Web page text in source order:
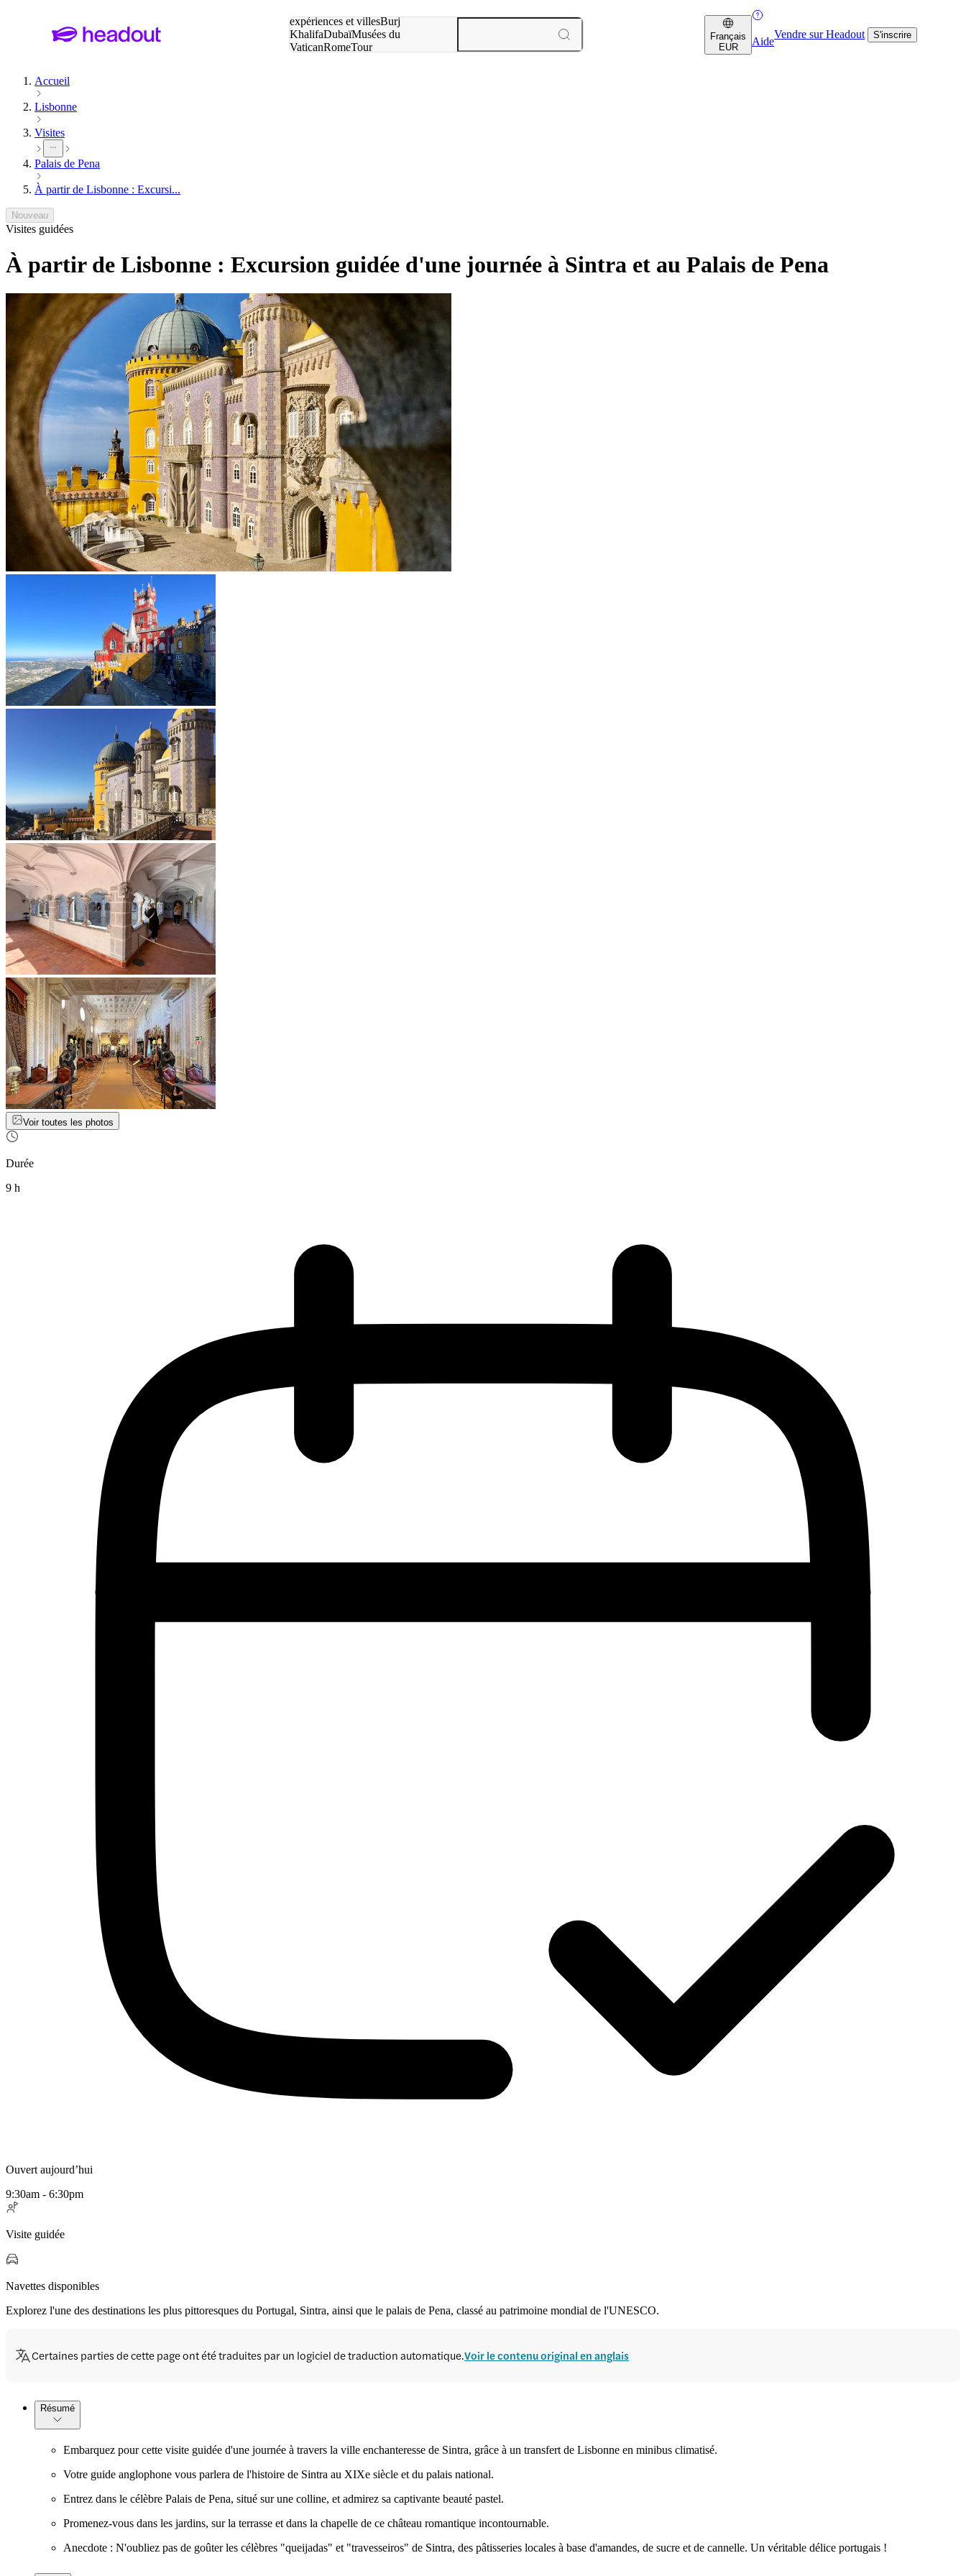
expériences et villesBurj
KhalifaDubaïMusées du
VaticanRomeTour
Français
EUR
Aide
Vendre sur Headout S'inscrire
Accueil
Lisbonne
Visites
Palais de Pena
À partir de Lisbonne : Excursi...
Nouveau
Visites guidées
À partir de Lisbonne : Excursion guidée d'une journée à Sintra et au Palais de Pena
Voir toutes les photos
Durée
9 h
Ouvert aujourd’hui
9:30am - 6:30pm
Visite guidée
Navettes disponibles
Explorez l'une des destinations les plus pittoresques du Portugal, Sintra, ainsi que le palais de Pena, classé au patrimoine mondial de l'UNESCO.
Certaines parties de cette page ont été traduites par un logiciel de traduction automatique.Voir le contenu original en anglais
Résumé
Embarquez pour cette visite guidée d'une journée à travers la ville enchanteresse de Sintra, grâce à un transfert de Lisbonne en minibus climatisé.
Votre guide anglophone vous parlera de l'histoire de Sintra au XIXe siècle et du palais national.
Entrez dans le célèbre Palais de Pena, situé sur une colline, et admirez sa captivante beauté pastel.
Promenez-vous dans les jardins, sur la terrasse et dans la chapelle de ce château romantique incontournable.
Anecdote : N'oubliez pas de goûter les célèbres "queijadas" et "travesseiros" de Sintra, des pâtisseries locales à base d'amandes, de sucre et de cannelle. Un véritable délice portugais !